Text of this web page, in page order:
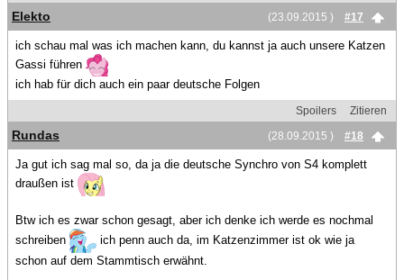
(23.09.2015 )
#17
Elekto
ich schau mal was ich machen kann, du kannst ja auch unsere Katzen
Gassi führen
ich hab für dich auch ein paar deutsche Folgen
Spoilers
Zitieren
(28.09.2015 )
#18
Rundas
Ja gut ich sag mal so, da ja die deutsche Synchro von S4 komplett
draußen ist
Btw ich es zwar schon gesagt, aber ich denke ich werde es nochmal
schreiben
ich penn auch da, im Katzenzimmer ist ok wie ja
schon auf dem Stammtisch erwähnt.